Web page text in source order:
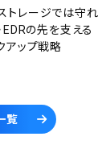
トレージでは守れ
EDRの先を支える
アップ戦略
覧